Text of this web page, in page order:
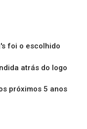
foi o escolhido
atrás do logo
próximos 5 anos